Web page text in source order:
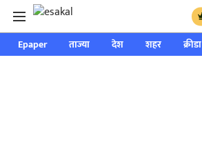
Epaper ताज्या देश शहर क्रीडा